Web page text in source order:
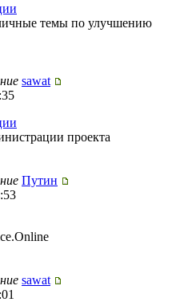
темы по улучшению
sawat
проекта
Путин
sawat